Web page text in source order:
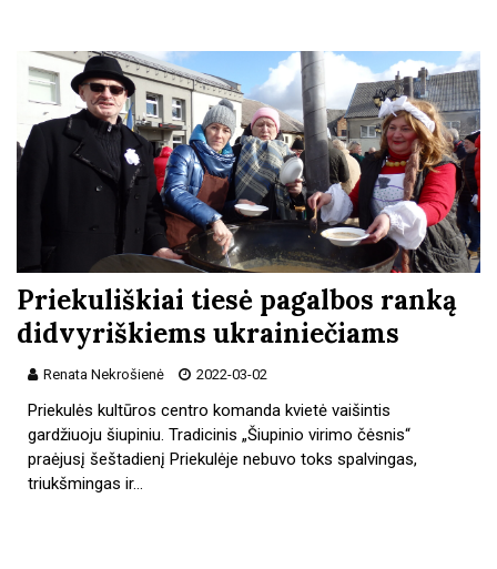
Priekuliškiai tiesė pagalbos ranką
didvyriškiems ukrainiečiams
Renata Nekrošienė 2022-03-02
Priekulės kultūros centro komanda kvietė vaišintis
gardžiuoju šiupiniu. Tradicinis „Šiupinio virimo čėsnis“
praėjusį šeštadienį Priekulėje nebuvo toks spalvingas,
triukšmingas ir…